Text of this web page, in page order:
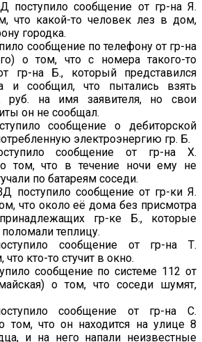
поступило сообщение от гр-на Я.
что какой-то человек лез в дом,
городка.
сообщение по телефону от гр-на
о том, что с номера такого-то
гр-на Б., который представился
и сообщил, что пытались взять
на имя заявителя, но свои
он не сообщал.
сообщение о дебиторской
электроэнергию гр. Б.
сообщение от гр-на Х.
о том, что в течение ночи ему не
по батареям соседи.
поступило сообщение от гр-ки Я.
что около её дома без присмотра
гр-ке Б., которые
теплицу.
сообщение от гр-на Т.
что кто-то стучит в окно.
сообщение по системе 112 от
о том, что соседи шумят,
сообщение от гр-на С.
том, что он находится на улице 8
и на него напали неизвестные